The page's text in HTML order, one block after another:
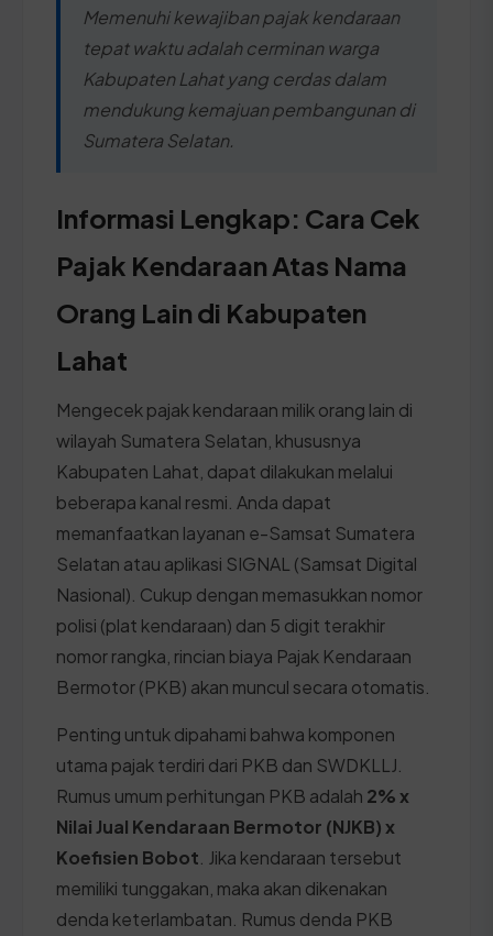
Memenuhi kewajiban pajak kendaraan
tepat waktu adalah cerminan warga
Kabupaten Lahat yang cerdas dalam
mendukung kemajuan pembangunan di
Sumatera Selatan.
Informasi Lengkap: Cara Cek
Pajak Kendaraan Atas Nama
Orang Lain di Kabupaten
Lahat
Mengecek pajak kendaraan milik orang lain di
wilayah Sumatera Selatan, khususnya
Kabupaten Lahat, dapat dilakukan melalui
beberapa kanal resmi. Anda dapat
memanfaatkan layanan e-Samsat Sumatera
Selatan atau aplikasi SIGNAL (Samsat Digital
Nasional). Cukup dengan memasukkan nomor
polisi (plat kendaraan) dan 5 digit terakhir
nomor rangka, rincian biaya Pajak Kendaraan
Bermotor (PKB) akan muncul secara otomatis.
Penting untuk dipahami bahwa komponen
utama pajak terdiri dari PKB dan SWDKLLJ.
Rumus umum perhitungan PKB adalah 2% x
Nilai Jual Kendaraan Bermotor (NJKB) x
Koefisien Bobot . Jika kendaraan tersebut
memiliki tunggakan, maka akan dikenakan
denda keterlambatan. Rumus denda PKB